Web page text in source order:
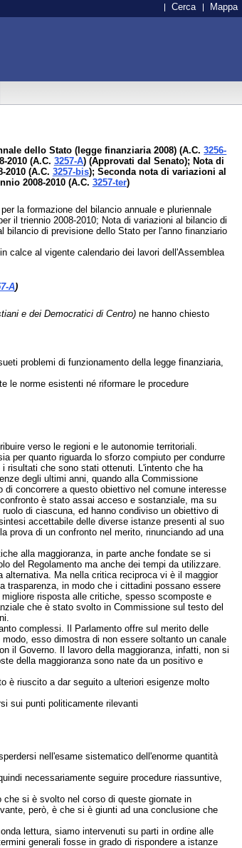
Cerca Mappa
dello Stato (legge finanziaria 2008) (A.C.3256-
2010 (A.C. 3257-A) (Approvati dal Senato); Nota di
(A.C. 3257-bis); Seconda nota di variazioni al
2008-2010 (A.C. 3257-ter)
la formazione del bilancio annuale e pluriennale
il triennio 2008-2010; Nota di variazioni al bilancio di
bilancio di previsione dello Stato per l'anno finanziario
calce al vigente calendario dei lavori dell'Assemblea
A)
e dei Democratici di Centro)ne hanno chiesto
problemi di funzionamento della legge finanziaria,
le norme esistenti né riformare le procedure
verso le regioni e le autonomie territoriali.
per quanto riguarda lo sforzo compiuto per condurre
risultati che sono stati ottenuti. L'intento che ha
degli ultimi anni, quando alla Commissione
concorrere a questo obiettivo nel comune interesse
è stato assai acceso e sostanziale, ma su
di ciascuna, ed hanno condiviso un obiettivo di
accettabile delle diverse istanze presenti al suo
prova di un confronto nel merito, rinunciando ad una
alla maggioranza, in parte anche fondate se si
del Regolamento ma anche dei tempi da utilizzare.
Ma nella critica reciproca vi è il maggior
trasparenza, in modo che i cittadini possano essere
risposta alle critiche, spesso scomposte e
che è stato svolto in Commissione sul testo del
complessi. Il Parlamento offre sul merito delle
esso dimostra di non essere soltanto un canale
il Governo. Il lavoro della maggioranza, infatti, non si
della maggioranza sono nate da un positivo e
è riuscito a dar seguito a ulteriori esigenze molto
sui punti politicamente rilevanti
nell'esame sistematico dell'enorme quantità
necessariamente seguire procedure riassuntive,
si è svolto nel corso di queste giornate in
però, è che si è giunti ad una conclusione che
lettura, siamo intervenuti su parti in ordine alle
generali fosse in grado di rispondere a istanze